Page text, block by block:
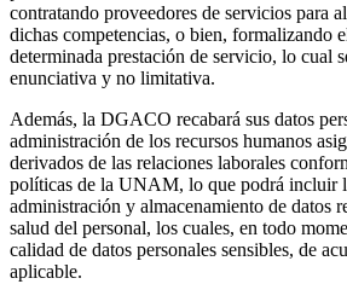
contratando proveedores de servicios para
dichas competencias, o bien, formalizando
determinada prestación de servicio, lo cual
enunciativa y no limitativa.
Además, la DGACO recabará sus datos
administración de los recursos humanos
derivados de las relaciones laborales
políticas de la UNAM, lo que podrá incluir
administración y almacenamiento de datos
salud del personal, los cuales, en todo
calidad de datos personales sensibles, de
aplicable.